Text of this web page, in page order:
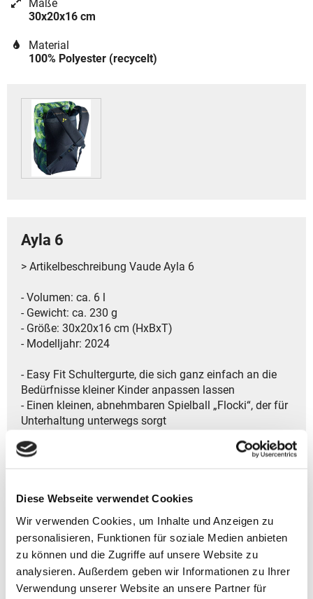
Diese Webseite verwendet Cookies
Wir verwenden Cookies, um Inhalte und Anzeigen zu
personalisieren, Funktionen für soziale Medien anbieten
zu können und die Zugriffe auf unsere Website zu
analysieren. Außerdem geben wir Informationen zu Ihrer
Verwendung unserer Website an unsere Partner für
Maße
30x20x16 cm
Material
100% Polyester (recycelt)
Ayla 6
> Artikelbeschreibung Vaude Ayla 6
- Volumen: ca. 6 l
- Gewicht: ca. 230 g
- Größe: 30x20x16 cm (HxBxT)
- Modelljahr: 2024
- Easy Fit Schultergurte, die sich ganz einfach an die
Bedürfnisse kleiner Kinder anpassen lassen
- Einen kleinen, abnehmbaren Spielball „Flocki“, der für
Unterhaltung unterwegs sorgt
oder andere Dinge, die schnell griffbereit sein müssen
- Leicht zu greifende Reißverschlüsse, die auch von
- Kinderleicht zu öffnende Schnallen, die das An- und
Ausziehen der Tasche erleichtern
- Reflektierende Elemente, die für mehr Sicherheit bei
Dämmerung oder Dunkelheit sorgen
- Ein Namensschild innen, um die Tasche ganz